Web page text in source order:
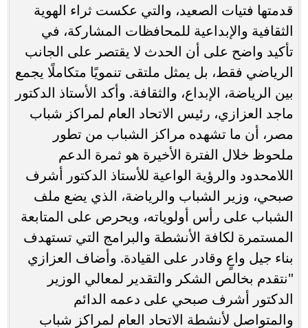
قدمتها فتيات الصعيد، والتي عكست ثراء الهوية
الثقافية والإبداعية للمحافظات المشاركة، في
تأكيد واضح على أن الحدث لا يقتصر على الجانب
الرياضي فقط، بل يمثل ملتقى تنمويًا متكاملًا يجمع
بين الرياضة، الإبداع، والثقافة. وأكد الأستاذ الدكتور
ماجد العزازي، رئيس الاتحاد العام لمراكز شباب
مصر، أن ما تشهده مراكز الشباب من تطور
ملحوظ خلال الفترة الأخيرة هو ثمرة الدعم
اللامحدود والرؤية الواعية للأستاذ الدكتور أشرف
صبحي، وزير الشباب والرياضة، الذي يضع ملف
الشباب على رأس أولوياته، ويحرص على المتابعة
المستمرة لكافة الأنشطة والبرامج التي تستهدف
بناء جيل واعٍ وقادر على القيادة. وأضاف العزازي
"نتقدم بخالص الشكر والتقدير لمعالي الوزير
الدكتور أشرف صبحي على دعمه الدائم
والمتواصل لأنشطة الاتحاد العام لمراكز شباب